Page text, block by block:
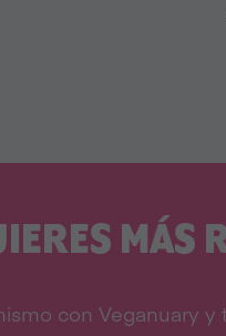
MÁS
con Veganuary